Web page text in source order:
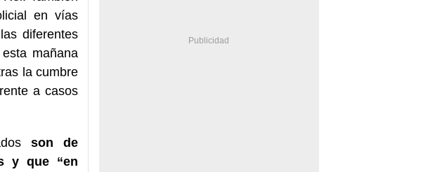
en vías
diferentes
mañana
la cumbre
a casos
son de
y que “en